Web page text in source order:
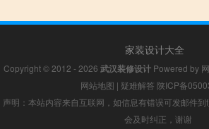
家装设计大全
Copyright © 2012 - 2026 武汉装修设计Powered by
网站地图 | 疑难解答 陕ICP备
声明：本站内容来自互联网，如信息有错误可发邮件
会及时纠正，谢谢